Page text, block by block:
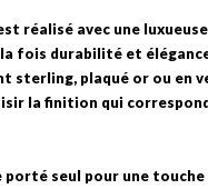
réalisé avec une
fois durabilité et
sterling, plaqué or ou en
la finition qui
seul pour une